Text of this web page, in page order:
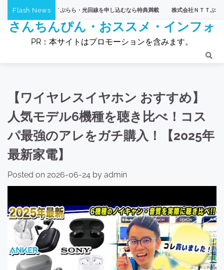
content
Flash News
ＴＴぷらら・光回線を申し込むなら特典満載 株式会社ＮＴＴぷらら・【ひかりTV
さんちんぴん・おススメ・インフォ
PR：本サイトはプロモーションを含みます。
【ワイヤレスイヤホン おすすめ】
人気モデル6機種を聴き比べ！コス
パ最強のアレをガチ購入！【2025年
最新家電】
Posted on 2026-06-24 by admin